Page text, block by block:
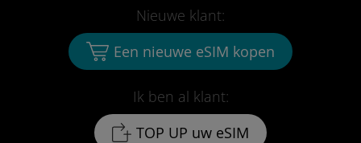
Ik ben al klant:
TOP UP uw eSIM
Nieuwe klant:
Een nieuwe eSIM kopen